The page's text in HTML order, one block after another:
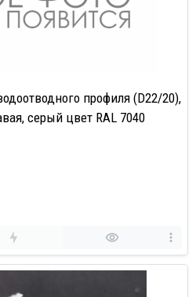
профиля (D22/20),
серый цвет RAL 7040